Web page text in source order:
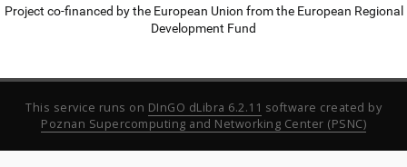
Project co-financed by the European Union from the European Regional
Development Fund
This service runs on DInGO dLibra 6.2.11 software created by
Poznan Supercomputing and Networking Center (PSNC)